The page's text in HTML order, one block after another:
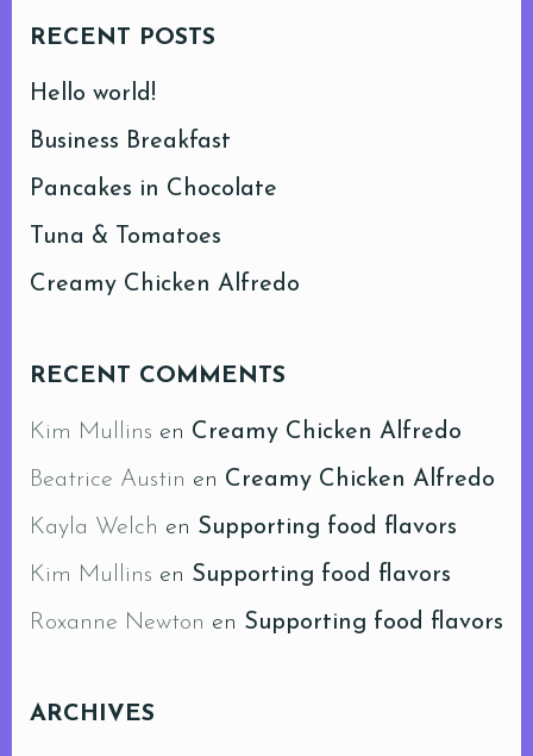
RECENT POSTS
Hello world!
Business Breakfast
Pancakes in Chocolate
Tuna & Tomatoes
Creamy Chicken Alfredo
RECENT COMMENTS
Kim Mullins en Creamy Chicken Alfredo
Beatrice Austin en Creamy Chicken Alfredo
Kayla Welch en Supporting food flavors
Kim Mullins en Supporting food flavors
Roxanne Newton en Supporting food flavors
ARCHIVES